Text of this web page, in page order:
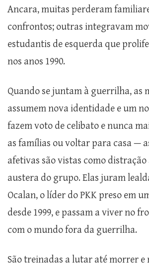
Ancara, muitas perderam
confrontos; outras integravam
estudantis de esquerda que
nos anos 1990.
Quando se juntam à guerrilha, as
assumem nova identidade e um
fazem voto de celibato e nunca
as famílias ou voltar para casa —
afetivas são vistas como
austera do grupo. Elas juram
Ocalan, o líder do PKK preso em
desde 1999, e passam a viver no
com o mundo fora da guerrilha.
São treinadas a lutar até morrer e